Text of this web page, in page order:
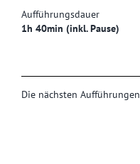
Aufführungsdauer
1h 40min (inkl. Pause)
Die nächsten Aufführungen